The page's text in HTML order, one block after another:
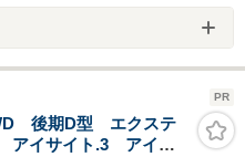
PR
後期D型 エクステ
アイサイト.3 アイサ